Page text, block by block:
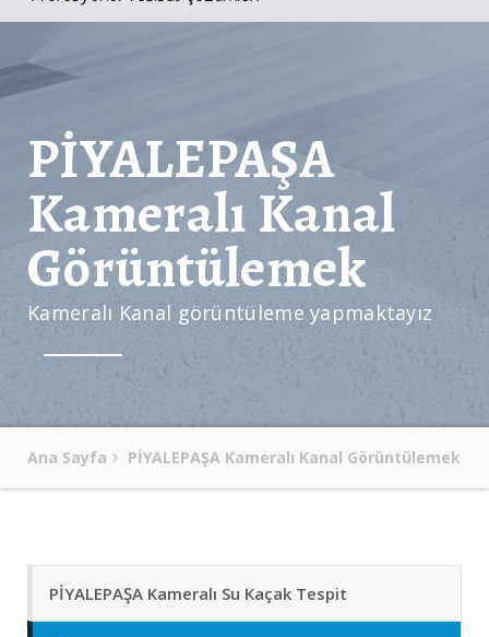
PİYALEPAŞA
Kameralı Kanal
Görüntülemek
Kameralı Kanal görüntüleme yapmaktayız
Ana Sayfa PİYALEPAŞA Kameralı Kanal Görüntülemek
PİYALEPAŞA Kameralı Su Kaçak Tespit